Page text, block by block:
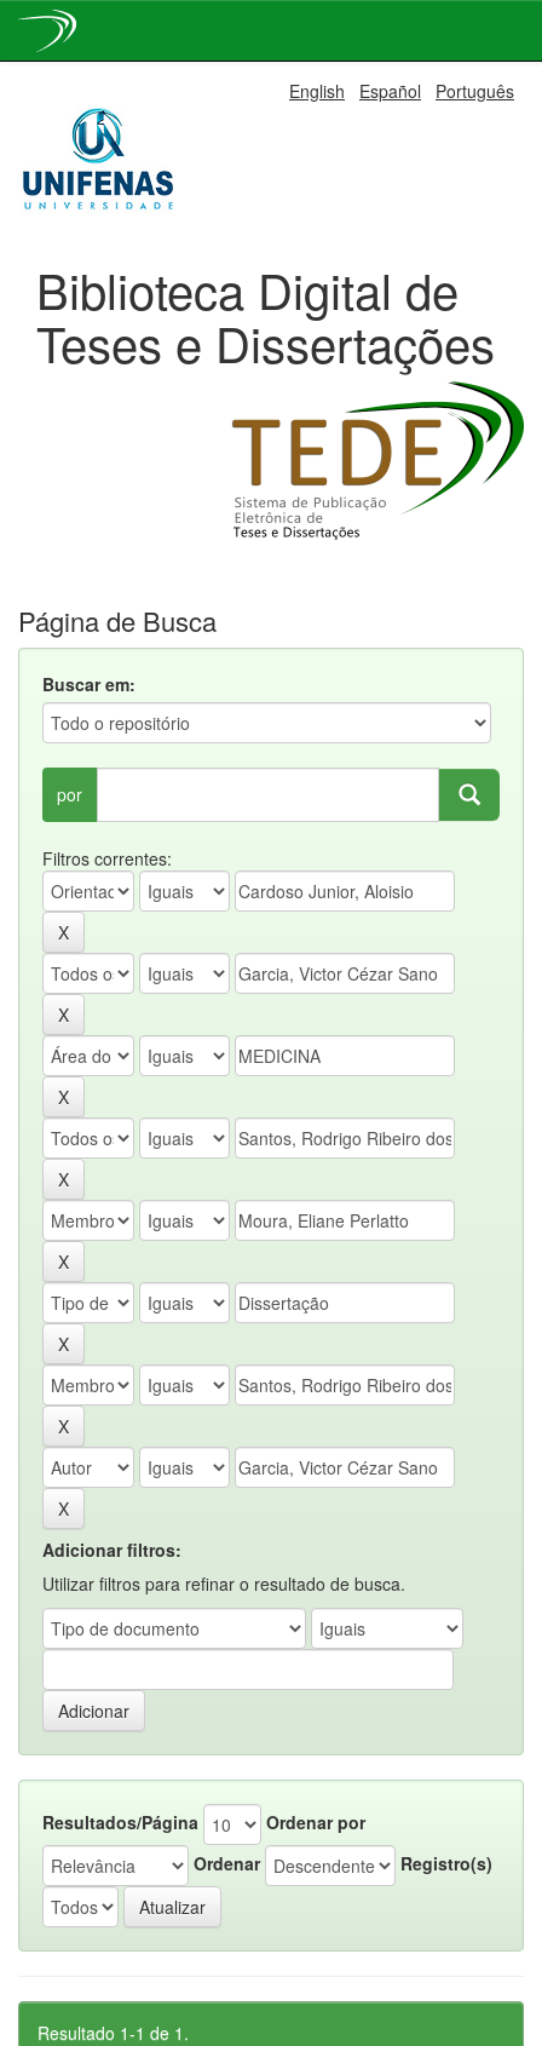
navigation
English Español Português
Biblioteca Digital de
Teses e Dissertações
Página de Busca
Buscar em:
por
Filtros correntes:
Adicionar filtros:
Utilizar filtros para refinar o resultado de busca.
Resultados/Página
Ordenar por
Ordenar
Registro(s)
Resultado 1-1 de 1.